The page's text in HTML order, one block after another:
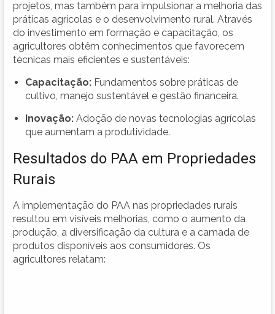
projetos, mas também para impulsionar a melhoria das
práticas agrícolas e o desenvolvimento rural. Através
do investimento em formação e capacitação, os
agricultores obtêm conhecimentos que favorecem
técnicas mais eficientes e sustentáveis:
Capacitação: Fundamentos sobre práticas de
cultivo, manejo sustentável e gestão financeira.
Inovação: Adoção de novas tecnologias agrícolas
que aumentam a produtividade.
Resultados do PAA em Propriedades
Rurais
A implementação do PAA nas propriedades rurais
resultou em visíveis melhorias, como o aumento da
produção, a diversificação da cultura e a camada de
produtos disponíveis aos consumidores. Os
agricultores relatam: